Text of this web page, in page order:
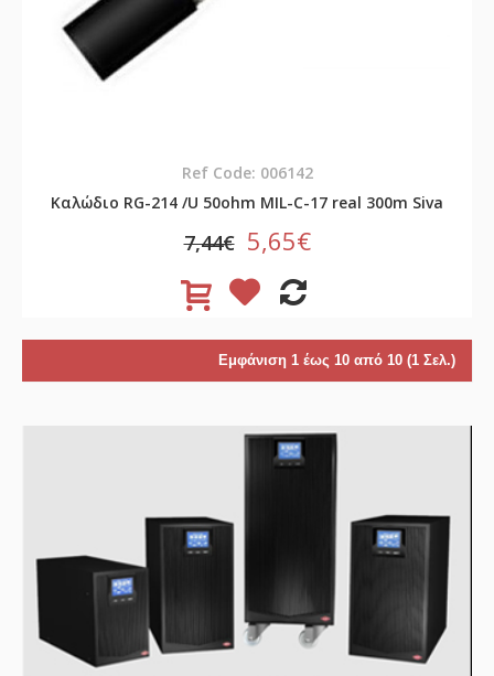
Ref Code: 006142
Καλώδιο RG-214 /U 50ohm MIL-C-17 real 300m Siva
7,44€ 5,65€
Εμφάνιση 1 έως 10 από 10 (1 Σελ.)